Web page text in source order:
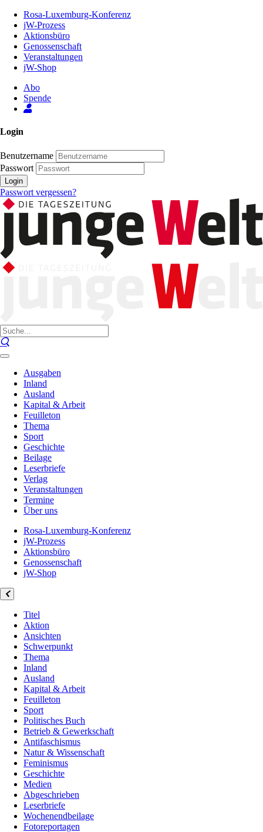
Inhalt
Seite
Rosa-Luxemburg-Konferenz
jW-Prozess
Aktionsbüro
Genossenschaft
Veranstaltungen
jW-Shop
Abo
Spende
Login
Benutzername
Passwort
Login
Passwort vergessen?
Ausgaben
Inland
Ausland
Kapital & Arbeit
Feuilleton
Thema
Sport
Geschichte
Beilage
Leserbriefe
Verlag
Veranstaltungen
Termine
Über uns
Rosa-Luxemburg-Konferenz
jW-Prozess
Aktionsbüro
Genossenschaft
jW-Shop
Titel
Aktion
Ansichten
Schwerpunkt
Thema
Inland
Ausland
Kapital & Arbeit
Feuilleton
Sport
Politisches Buch
Betrieb & Gewerkschaft
Antifaschismus
Natur & Wissenschaft
Feminismus
Geschichte
Medien
Abgeschrieben
Leserbriefe
Wochenendbeilage
Fotoreportagen